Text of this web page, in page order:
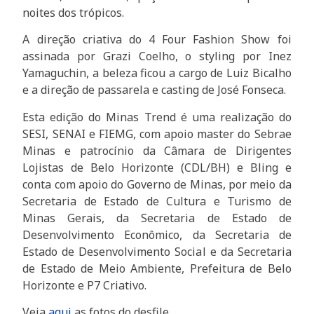
noites dos trópicos.
A direção criativa do 4 Four Fashion Show foi
assinada por Grazi Coelho, o styling por Inez
Yamaguchin, a beleza ficou a cargo de Luiz Bicalho
e a direção de passarela e casting de José Fonseca.
Esta edição do Minas Trend é uma realização do
SESI, SENAI e FIEMG, com apoio master do Sebrae
Minas e patrocínio da Câmara de Dirigentes
Lojistas de Belo Horizonte (CDL/BH) e Bling e
conta com apoio do Governo de Minas, por meio da
Secretaria de Estado de Cultura e Turismo de
Minas Gerais, da Secretaria de Estado de
Desenvolvimento Econômico, da Secretaria de
Estado de Desenvolvimento Social e da Secretaria
de Estado de Meio Ambiente, Prefeitura de Belo
Horizonte e P7 Criativo.